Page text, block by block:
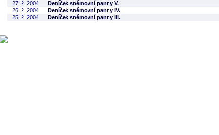
27. 2. 2004
Deníček sněmovní panny V.
26. 2. 2004
Deníček sněmovní panny IV.
25. 2. 2004
Deníček sněmovní panny III.